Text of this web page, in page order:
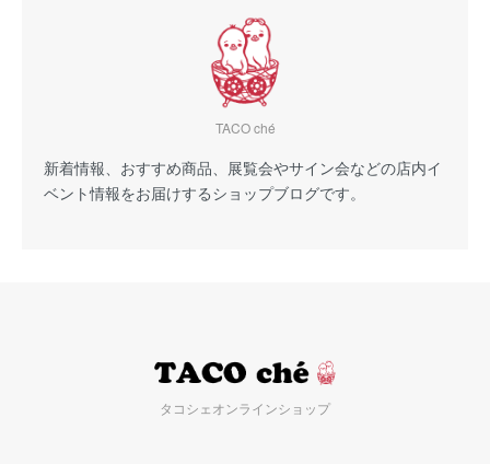
TACO ché
新着情報、おすすめ商品、展覧会やサイン会などの店内イ
ベント情報をお届けするショップブログです。
タコシェオンラインショップ